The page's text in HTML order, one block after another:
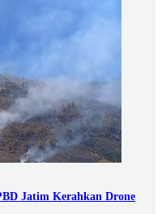
Jatim Kerahkan Drone